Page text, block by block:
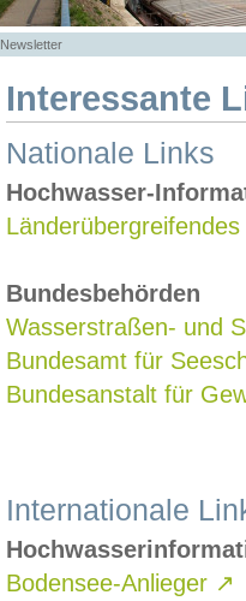
Newsletter
Interessante
Nationale Links
Hochwasser-
Bundesbehörden
Wasserstraßen- und
Bundesamt für
Bundesanstalt für
Internationale
Bodensee-Anlieger ↗